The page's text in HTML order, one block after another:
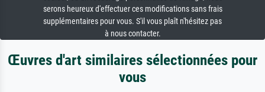
serons heureux d'effectuer ces modifications sans frais
supplémentaires pour vous. S'il vous plaît n'hésitez pas
à nous contacter.
Œuvres d'art similaires sélectionnées pour
vous